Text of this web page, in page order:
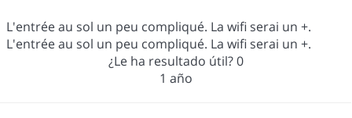
L'entrée au sol un peu compliqué. La wifi serai un +.
L'entrée au sol un peu compliqué. La wifi serai un +.
¿Le ha resultado útil?0
1 año